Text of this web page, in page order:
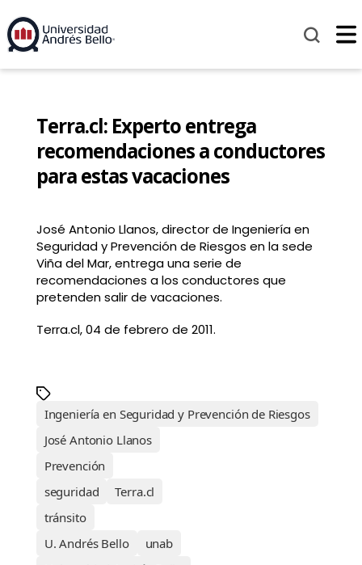
Terra.cl: Experto entrega
recomendaciones a conductores
para estas vacaciones
José Antonio Llanos, director de Ingeniería en
Seguridad y Prevención de Riesgos en la sede
Viña del Mar, entrega una serie de
recomendaciones a los conductores que
pretenden salir de vacaciones.
Terra.cl, 04 de febrero de 2011.
Ingeniería en Seguridad y Prevención de Riesgos
José Antonio Llanos
Prevención
seguridad
Terra.cl
tránsito
U. Andrés Bello
unab